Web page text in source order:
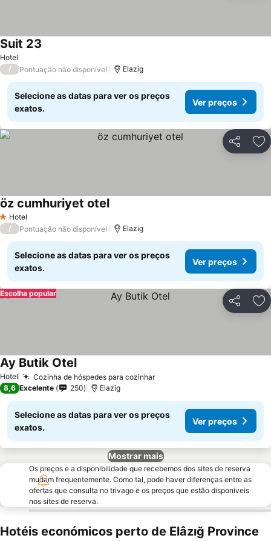
Hotel
Suit 23
/ Pontuação não disponível Elazig
Selecione as datas para ver os preços
exatos.
Ver preços
Partilhar
1 Estrelas
Hotel
öz cumhuriyet otelVer preços
/ Pontuação não disponível Elazig
Selecione as datas para ver os preços
exatos.
Ver preços
Partilhar
Escolha popular
Hotel Cozinha de hóspedes para cozinharVer preços
Ay Butik OtelVer preços
8,6 Excelente 250 Elazig
Selecione as datas para ver os preços
exatos.
Ver preços
Mostrar mais
Os preços e a disponibilidade que recebemos dos sites de reserva
mudam frequentemente. Como tal, pode haver diferenças entre as
ofertas que consulta no trivago e os preços que estão disponíveis
nos sites de reserva.
Hotéis económicos perto de Elâzığ Province